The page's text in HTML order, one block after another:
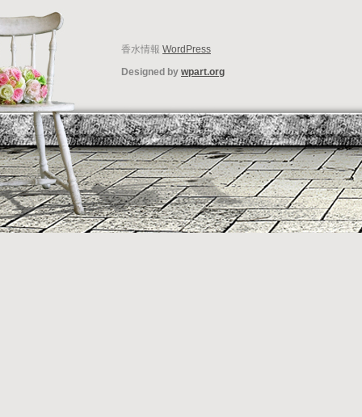
香水情報 WordPress
Designed by wpart.org